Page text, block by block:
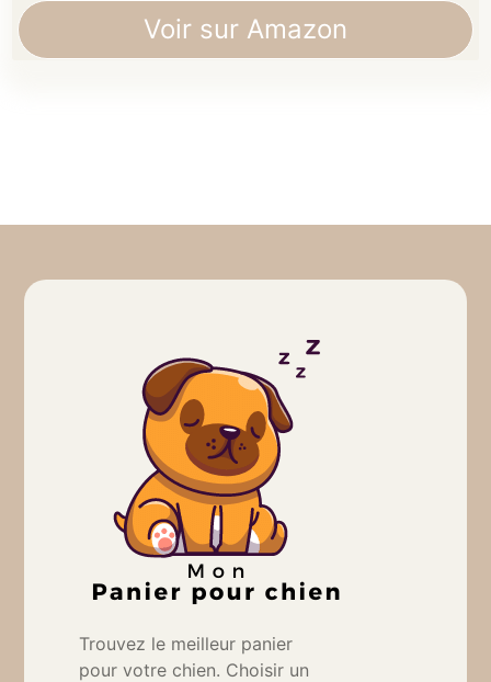
Voir sur Amazon
Trouvez le meilleur panier
pour votre chien. Choisir un